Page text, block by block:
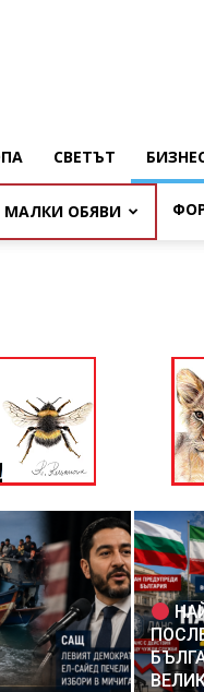
СВЕТЪТ
МАЛКИ ОБЯВИ